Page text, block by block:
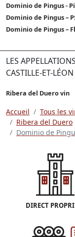
Dominio de Pingus -
Dominio de Pingus –
Dominio de Pingus –
LES
CASTILLE-ET-LÉON
Ribera del Duero vin
Accueil Tous les
Ribera del Duero
Dominio de
DIRECT